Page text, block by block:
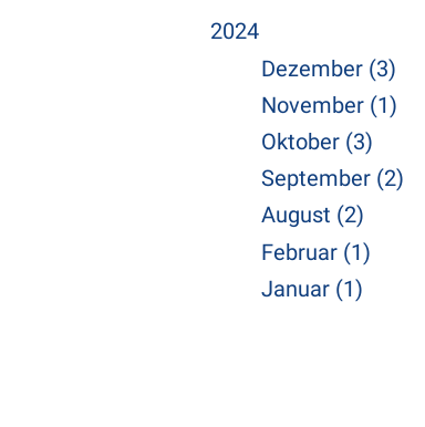
2024
Dezember (3)
November (1)
Oktober (3)
September (2)
August (2)
Februar (1)
Januar (1)